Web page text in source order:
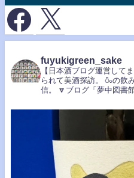
fuyukigreen_sake
【日本酒ブログ運営してま
られて美酒探訪。
🍶の飲
信。
🔽ブログ「夢中図書